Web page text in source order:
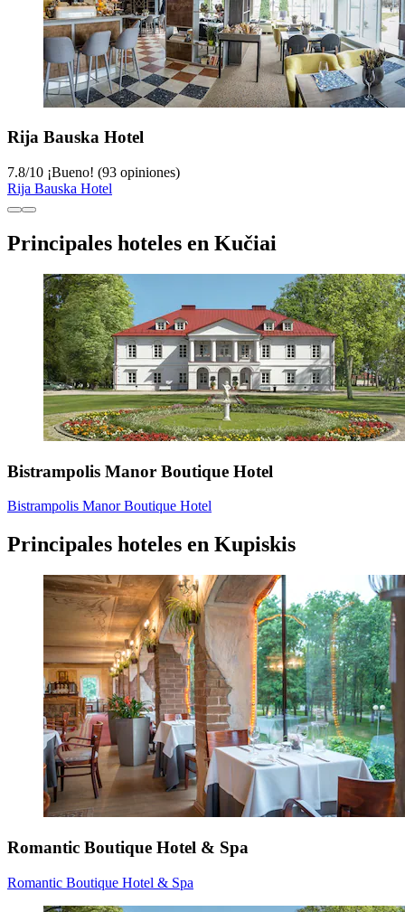
Rija Bauska Hotel
7.8/10 ¡Bueno! (93 opiniones)
Rija Bauska Hotel
Principales hoteles en Kučiai
Bistrampolis Manor Boutique Hotel
Bistrampolis Manor Boutique Hotel
Principales hoteles en Kupiskis
Romantic Boutique Hotel & Spa
Romantic Boutique Hotel & Spa